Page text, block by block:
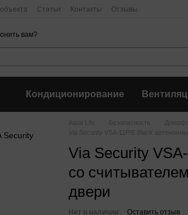
Статьи Контакты Отзывы
вам?
Кондиционирование
Aqua Life Безопасность
Via Security VSA-11P/E Black
Via Security
со
двери
Нет в наличии Оставить отзыв